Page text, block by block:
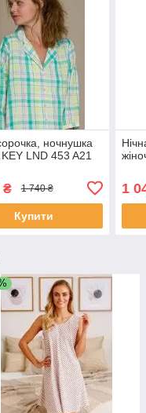
ночнушка
LND 453 A21
₴ 1 740 ₴
Купити
1